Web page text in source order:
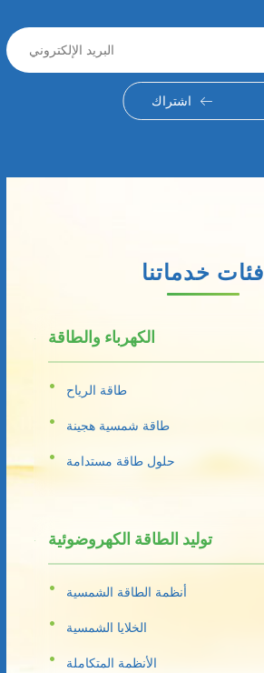
اشتراك
فئات خدماتنا
الكهرباء والطاقة
طاقة الرياح
طاقة شمسية هجينة
حلول طاقة مستدامة
توليد الطاقة الكهروضوئية
أنظمة الطاقة الشمسية
الخلايا الشمسية
الأنظمة المتكاملة